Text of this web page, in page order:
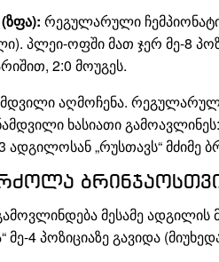
რეგულარული
პლეი-ოფში მათ ჯერ მე-8
2:0 მოუგეს.
აღმოჩენა.
ხასიათი
„რუსთავს“ მძიმე
მესამე ადგილის
4 პოზიციაზე გავიდა